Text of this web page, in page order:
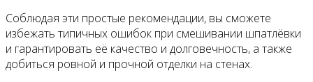
Соблюдая эти простые рекомендации, вы сможете
избежать типичных ошибок при смешивании шпатлёвки
и гарантировать её качество и долговечность, а также
добиться ровной и прочной отделки на стенах.